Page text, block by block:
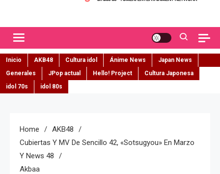
Inicio AKB48 Cultura idol Ánime News
Japan News
Generales
JPop actual Hello! Project
Cultura Japonesa
idol 70s
idol 80s
Home
AKB48
Cubiertas Y MV De Sencillo 42, «Sotsugyou» En Marzo
Y News 48
Akbaa